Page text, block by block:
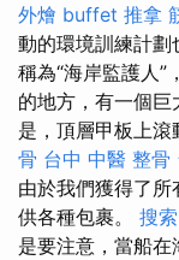
外燴 buffet 推拿
動的環境訓練計劃
稱為“海岸監護人
的地方，有一個
是，頂層甲板上滾
骨 台中 中醫 整骨
由於我們獲得了
供各種包裹。 搜
是要注意，當船